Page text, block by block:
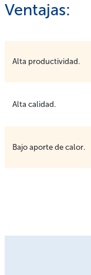
Ventajas:
Alta productividad.
Alta calidad.
Bajo aporte de calor.